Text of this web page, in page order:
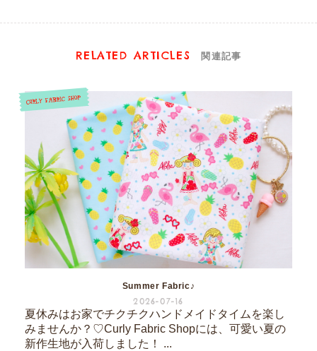
RELATED ARTICLES 関連記事
Summer Fabric♪
2026-07-16
夏休みはお家でチクチクハンドメイドタイムを楽し
みませんか？♡Curly Fabric Shopには、可愛い夏の
新作生地が入荷しました！ ...